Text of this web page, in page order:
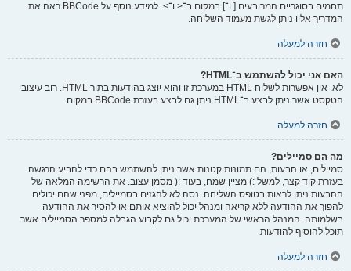
תחמים בסוגריים המרובעים [ ו־] במקום ב־< ו־>. למידע נוסף על BBCode ראה את
המדריך אליו ניתן לגשת מעמוד השליחה.
חזרה למעלה
האם אני יכול להשתמש ב־HTML?
לא. אין אפשרות לשלוח HTML במערכת זו והוא יוצג בהודעות בתור HTML. רוב עיצובי
הטקסט אשר ניתן לבצע ב־HTML ניתן גם לבצע בעזרת BBCode במקום.
חזרה למעלה
מה הם סמיילים?
סמיילים, או הבעות, הם תמונות קטנות אשר ניתן להשתמש בהם כדי להביע הרגשה
בעזרת קוד קצר, למשל :) מציין שמח, בעוד :( מסמן עצוב. את הרשימה המלאה של
ההבעות ניתן לראות בטופס השליחה. נסה לא להגזים בסמיילים, מפני שהם יכולים
להפוך את ההודעה ללא קריאה ומנהל יכול להוציא אותם או להסיר את ההודעה
בשלמותה. המנהל הראשי של המערכת יכול גם לקבוע הגבלה למספר הסמיילים אשר
תוכל להוסיף להודעות.
חזרה למעלה